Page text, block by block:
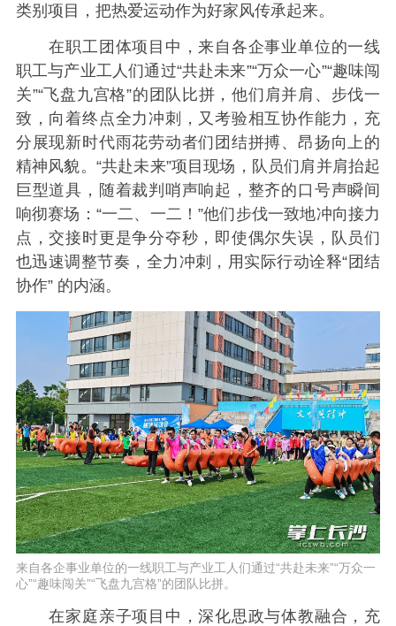
类别项目，把热爱运动作为好家风传承起来。
在职工团体项目中，来自各企事业单位的一线
职工与产业工人们通过“共赴未来”“万众一心”“趣味闯
关”“飞盘九宫格”的团队比拼，他们肩并肩、步伐一
致，向着终点全力冲刺，又考验相互协作能力，充
分展现新时代雨花劳动者们团结拼搏、昂扬向上的
精神风貌。“共赴未来”项目现场，队员们肩并肩抬起
巨型道具，随着裁判哨声响起，整齐的口号声瞬间
响彻赛场：“一二、一二！”他们步伐一致地冲向接力
点，交接时更是争分夺秒，即使偶尔失误，队员们
也迅速调整节奏，全力冲刺，用实际行动诠释“团结
协作” 的内涵。
来自各企事业单位的一线职工与产业工人们通过“共赴未来”“万众一
心”“趣味闯关”“飞盘九宫格”的团队比拼。
在家庭亲子项目中，深化思政与体教融合，充